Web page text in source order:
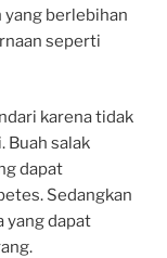
yang berlebihan
seperti
karena tidak
Buah salak
dapat
Sedangkan
yang dapat